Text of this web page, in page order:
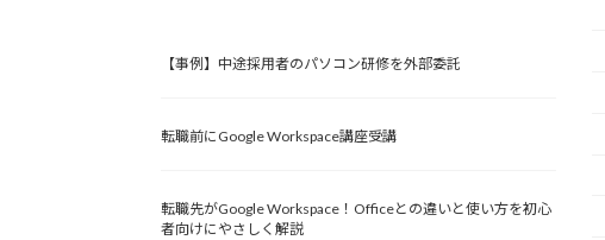
【事例】中途採用者のパソコン研修を外部委託
転職前にGoogle Workspace講座受講
転職先がGoogle Workspace！Officeとの違いと使い方を初心
者向けにやさしく解説